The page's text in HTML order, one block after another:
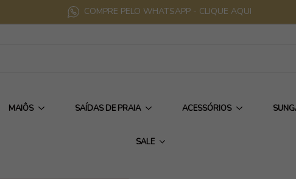
COMPRE PELO WHATSAPP - CLIQUE AQUI
MAIÔS SAÍDAS DE PRAIA ACESSÓRIOS
SALE